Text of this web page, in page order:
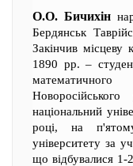
О.О. Бичихін
Бердянськ
Закінчив місцеву
1890 рр. –
математичного
національний
році, на
університету за
що відбувалися